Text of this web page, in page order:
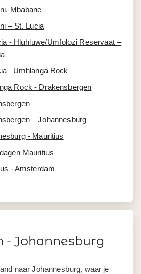
Mbabane
– St. Lucia
- Hluhluwe/Umfolozi Reservaat –
–Umhlanga Rock
Rock - Drakensbergen
– Johannesburg
- Mauritius
Mauritius
- Amsterdam
- Johannesburg
naar Johannesburg, waar je